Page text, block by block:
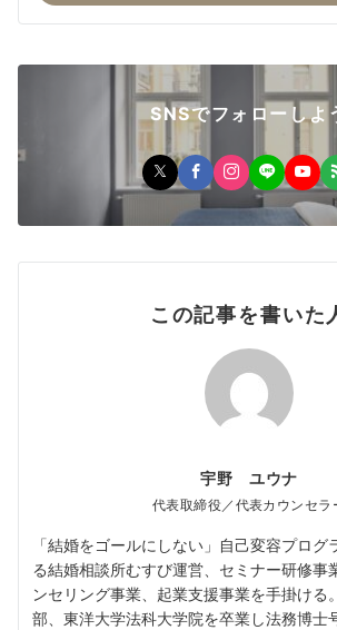
SNSでフォローしよ
この記事を書いた
宇野 ユウナ
代表取締役／代表カウンセラ
「結婚をゴールにしない」自己変容プログ
る結婚相談所むすび運営、セミナー研修事
ンセリング事業、起業支援事業を手掛ける
部、東洋大学法科大学院を卒業し法務博士